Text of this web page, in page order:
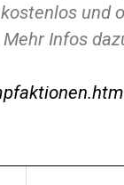
und
Infos